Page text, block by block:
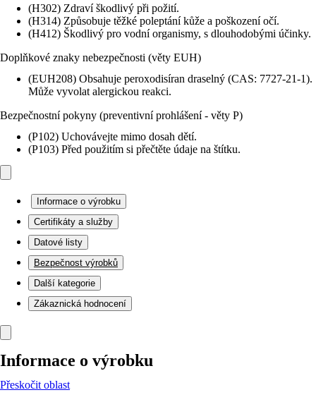
(H302) Zdraví škodlivý při požití.
(H314) Způsobuje těžké poleptání kůže a poškození očí.
(H412) Škodlivý pro vodní organismy, s dlouhodobými účinky.
Doplňkové znaky nebezpečnosti (věty EUH)
(EUH208) Obsahuje peroxodisíran draselný (CAS: 7727-21-1).
Může vyvolat alergickou reakci.
Bezpečnostní pokyny (preventivní prohlášení - věty P)
(P102) Uchovávejte mimo dosah dětí.
(P103) Před použitím si přečtěte údaje na štítku.
Informace o výrobku
Certifikáty a služby
Datové listy
Bezpečnost výrobků
Další kategorie
Zákaznická hodnocení
Informace o výrobku
Přeskočit oblast